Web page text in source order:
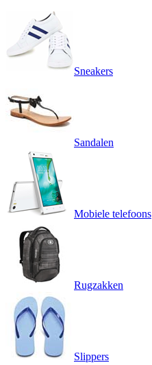
Sneakers
Sandalen
Mobiele telefoons
Rugzakken
Slippers